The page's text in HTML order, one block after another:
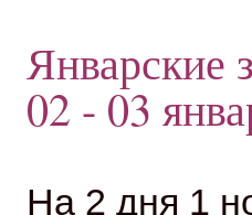
Январские
02 - 03
На 2 дня 1